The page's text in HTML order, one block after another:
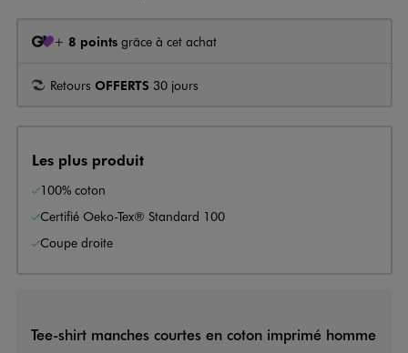
+ 8 points grâce à cet achat
Retours OFFERTS 30 jours
Les plus produit
100% coton
Certifié Oeko-Tex® Standard 100
Coupe droite
Tee-shirt manches courtes en coton imprimé homme